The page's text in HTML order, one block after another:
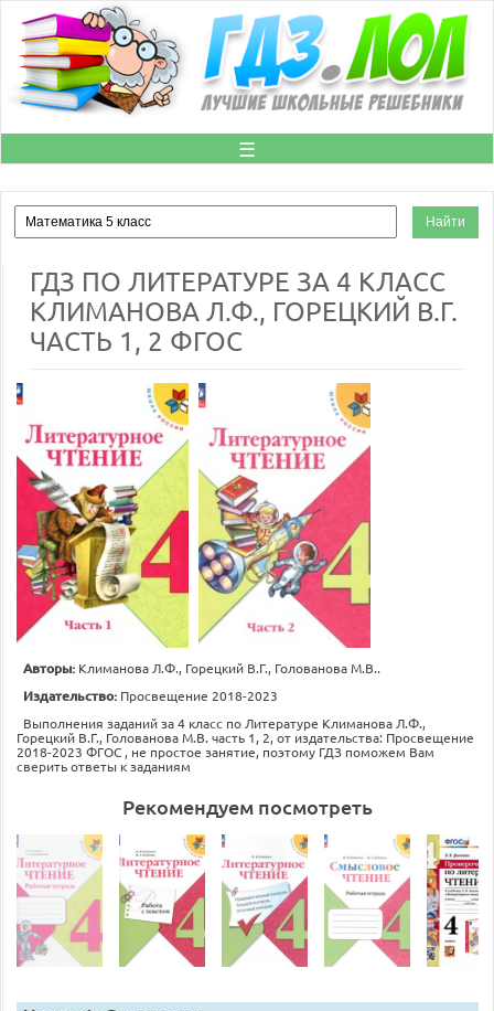
☰
ГДЗ ПО ЛИТЕРАТУРЕ ЗА 4 КЛАСС
КЛИМАНОВА Л.Ф., ГОРЕЦКИЙ В.Г.
ЧАСТЬ 1, 2 ФГОС
Авторы: Климанова Л.Ф., Горецкий В.Г., Голованова М.В..
Издательство: Просвещение 2018-2023
Выполнения заданий за 4 класс по Литературе Климанова Л.Ф.,
Горецкий В.Г., Голованова М.В. часть 1, 2, от издательства: Просвещение
2018-2023 ФГОС , не простое занятие, поэтому ГДЗ поможем Вам
сверить ответы к заданиям
Рекомендуем посмотреть